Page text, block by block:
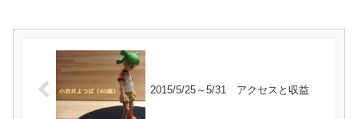
2015/5/25～5/31 アクセスと収益